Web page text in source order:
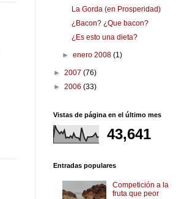
La Gorda (en Prosperidad)
¿Bacon? ¿Que bacon?
¿Es esto una dieta?
►enero 2008(1)
► 2007 (76)
► 2006 (33)
Vistas de página en el último mes
43,641
Entradas populares
Competición a la
fruta que peor